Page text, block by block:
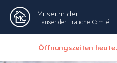
Museum der
Häuser der Franche-Comté
Öffnungszeiten heute: